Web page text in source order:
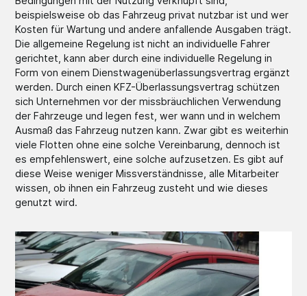
beispielsweise ob das Fahrzeug privat nutzbar ist und wer
Kosten für Wartung und andere anfallende Ausgaben trägt.
Die allgemeine Regelung ist nicht an individuelle Fahrer
gerichtet, kann aber durch eine individuelle Regelung in
Form von einem Dienstwagenüberlassungsvertrag ergänzt
werden. Durch einen KFZ-Überlassungsvertrag schützen
sich Unternehmen vor der missbräuchlichen Verwendung
der Fahrzeuge und legen fest, wer wann und in welchem
Ausmaß das Fahrzeug nutzen kann. Zwar gibt es weiterhin
viele Flotten ohne eine solche Vereinbarung, dennoch ist
es empfehlenswert, eine solche aufzusetzen. Es gibt auf
diese Weise weniger Missverständnisse, alle Mitarbeiter
wissen, ob ihnen ein Fahrzeug zusteht und wie dieses
genutzt wird.